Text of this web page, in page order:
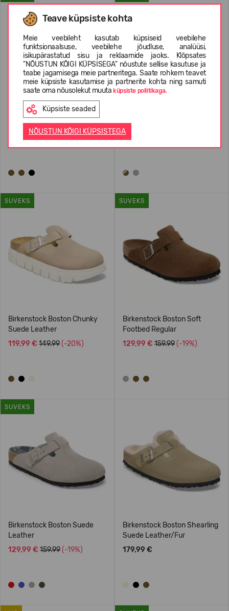
Teave küpsiste kohta
Meie veebileht kasutab küpsiseid veebilehe
funktsionaalsuse, veebilehe jõudluse, analüüsi,
isikupärastatud sisu ja reklaamide jaoks. Klõpsates
"NÕUSTUN KÕIGI KÜPSISEGA" nõustute sellise kasutuse ja
teabe jagamisega meie partneritega. Saate rohkem teavet
meie küpsiste kasutamise ja partnerite kohta ning samuti
saate oma nõusolekut muutaküpsiste poliitikaga.
Küpsiste seaded
NÕUSTUN KÕIGI KÜPSISTEGA
Birkenstock Boston Oiled
Leather Regular
124,99 €154.99(-19%) 104,99 €
SUVEKS
Birkenstock Boston Chunky
Suede Leather
119,99 € 149.99 (-20%)
SUVEKS
Birkenstock Boston Soft
Footbed Regular
129,99 € 159.99 (-19%)
SUVEKS
Birkenstock Boston Suede
Leather
129,99 € 159.99 (-19%)
Birkenstock Boston Shearling
Suede Leather/Fur
179,99 €